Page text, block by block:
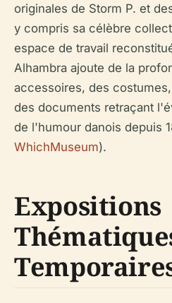
originales de Storm P. et
y compris sa célèbre
espace de travail
Alhambra ajoute de la
accessoires, des
des documents retraçant
de l'humour danois depuis
WhichMuseum).
Expositions